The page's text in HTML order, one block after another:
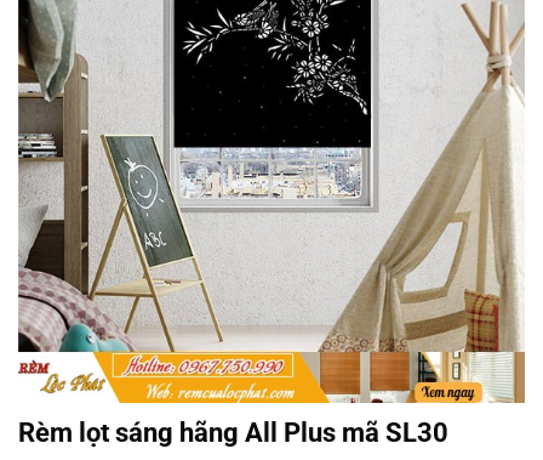
Rèm lọt sáng hãng All Plus mã SL30